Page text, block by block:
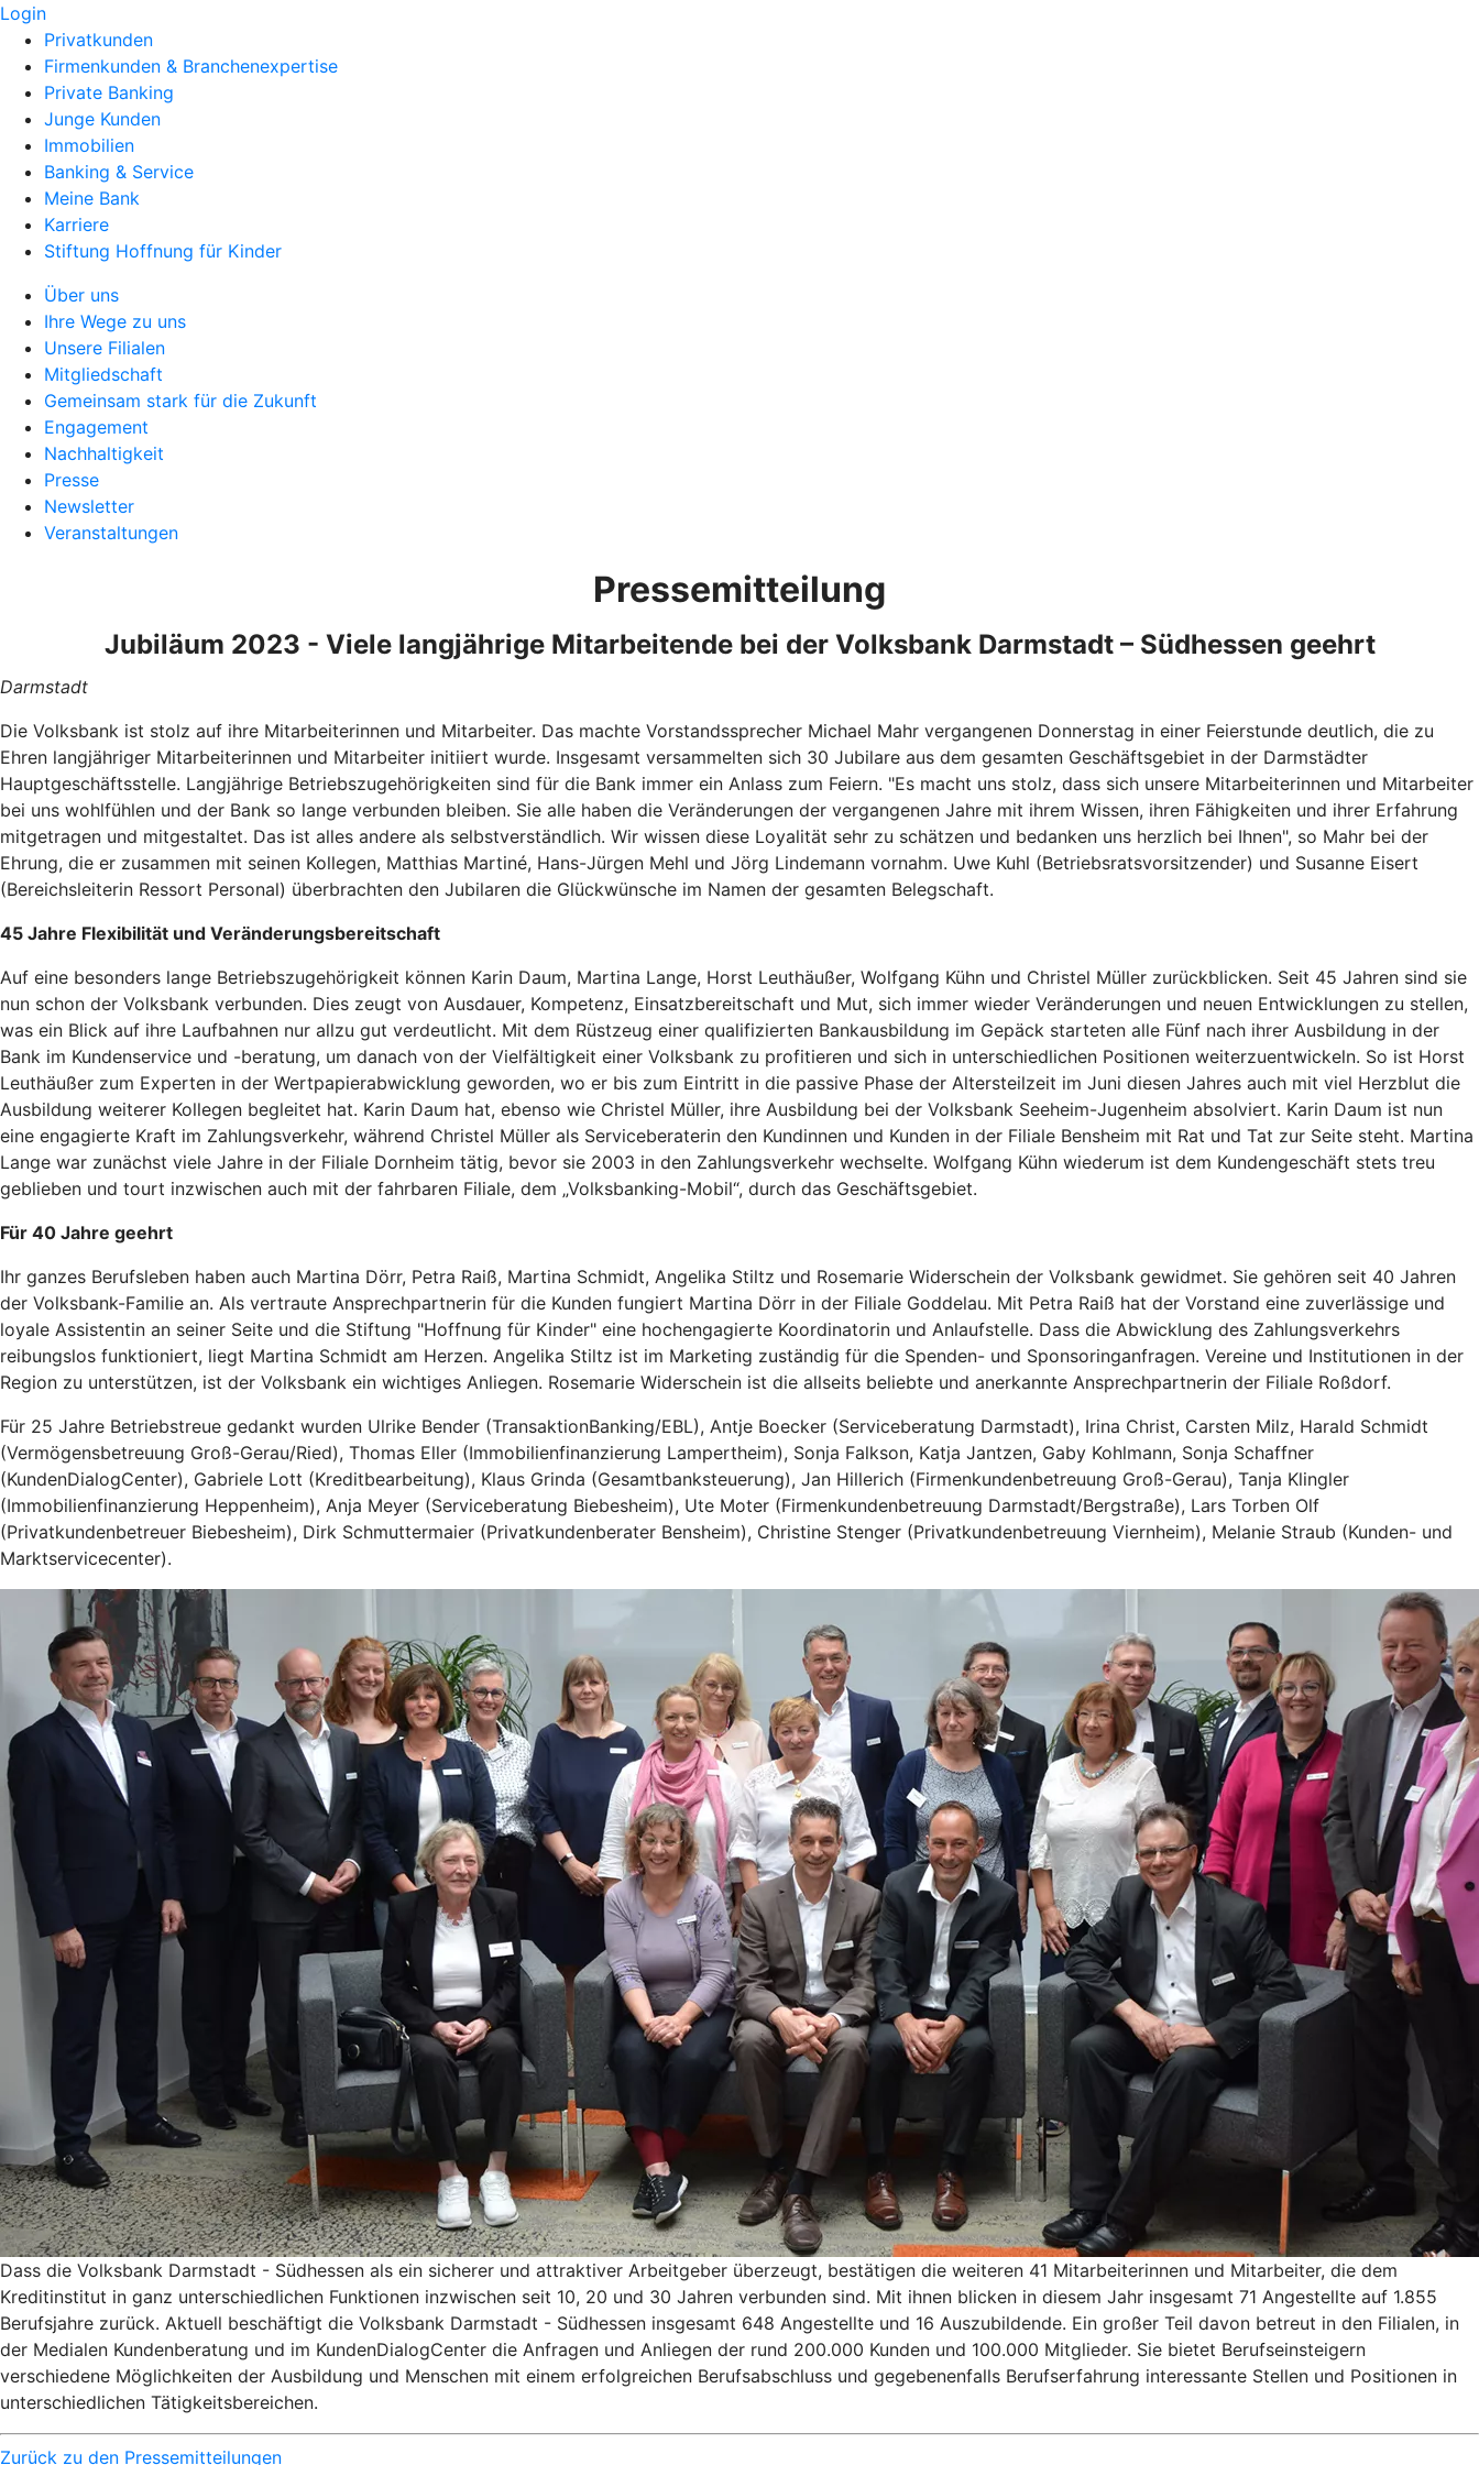
Login
Privatkunden
Firmenkunden & Branchenexpertise
Private Banking
Junge Kunden
Immobilien
Banking & Service
Meine Bank
Karriere
Stiftung Hoffnung für Kinder
Über uns
Ihre Wege zu uns
Unsere Filialen
Mitgliedschaft
Gemeinsam stark für die Zukunft
Engagement
Nachhaltigkeit
Presse
Newsletter
Veranstaltungen
Pressemitteilung
Jubiläum 2023 - Viele langjährige Mitarbeitende bei der Volksbank Darmstadt – Südhessen geehrt
Darmstadt
Die Volksbank ist stolz auf ihre Mitarbeiterinnen und Mitarbeiter. Das machte Vorstandssprecher Michael Mahr vergangenen Donnerstag in einer Feierstunde deutlich, die zu
Ehren langjähriger Mitarbeiterinnen und Mitarbeiter initiiert wurde. Insgesamt versammelten sich 30 Jubilare aus dem gesamten Geschäftsgebiet in der Darmstädter
Hauptgeschäftsstelle. Langjährige Betriebszugehörigkeiten sind für die Bank immer ein Anlass zum Feiern. "Es macht uns stolz, dass sich unsere Mitarbeiterinnen und Mitarbeiter
bei uns wohlfühlen und der Bank so lange verbunden bleiben. Sie alle haben die Veränderungen der vergangenen Jahre mit ihrem Wissen, ihren Fähigkeiten und ihrer Erfahrung
mitgetragen und mitgestaltet. Das ist alles andere als selbstverständlich. Wir wissen diese Loyalität sehr zu schätzen und bedanken uns herzlich bei Ihnen", so Mahr bei der
Ehrung, die er zusammen mit seinen Kollegen, Matthias Martiné, Hans-Jürgen Mehl und Jörg Lindemann vornahm. Uwe Kuhl (Betriebsratsvorsitzender) und Susanne Eisert
(Bereichsleiterin Ressort Personal) überbrachten den Jubilaren die Glückwünsche im Namen der gesamten Belegschaft.
45 Jahre Flexibilität und Veränderungsbereitschaft
Auf eine besonders lange Betriebszugehörigkeit können Karin Daum, Martina Lange, Horst Leuthäußer, Wolfgang Kühn und Christel Müller zurückblicken. Seit 45 Jahren sind sie
nun schon der Volksbank verbunden. Dies zeugt von Ausdauer, Kompetenz, Einsatzbereitschaft und Mut, sich immer wieder Veränderungen und neuen Entwicklungen zu stellen,
was ein Blick auf ihre Laufbahnen nur allzu gut verdeutlicht. Mit dem Rüstzeug einer qualifizierten Bankausbildung im Gepäck starteten alle Fünf nach ihrer Ausbildung in der
Bank im Kundenservice und -beratung, um danach von der Vielfältigkeit einer Volksbank zu profitieren und sich in unterschiedlichen Positionen weiterzuentwickeln. So ist Horst
Leuthäußer zum Experten in der Wertpapierabwicklung geworden, wo er bis zum Eintritt in die passive Phase der Altersteilzeit im Juni diesen Jahres auch mit viel Herzblut die
Ausbildung weiterer Kollegen begleitet hat. Karin Daum hat, ebenso wie Christel Müller, ihre Ausbildung bei der Volksbank Seeheim-Jugenheim absolviert. Karin Daum ist nun
eine engagierte Kraft im Zahlungsverkehr, während Christel Müller als Serviceberaterin den Kundinnen und Kunden in der Filiale Bensheim mit Rat und Tat zur Seite steht. Martina
Lange war zunächst viele Jahre in der Filiale Dornheim tätig, bevor sie 2003 in den Zahlungsverkehr wechselte. Wolfgang Kühn wiederum ist dem Kundengeschäft stets treu
geblieben und tourt inzwischen auch mit der fahrbaren Filiale, dem „Volksbanking-Mobil“, durch das Geschäftsgebiet.
Für 40 Jahre geehrt
Ihr ganzes Berufsleben haben auch Martina Dörr, Petra Raiß, Martina Schmidt, Angelika Stiltz und Rosemarie Widerschein der Volksbank gewidmet. Sie gehören seit 40 Jahren
der Volksbank-Familie an. Als vertraute Ansprechpartnerin für die Kunden fungiert Martina Dörr in der Filiale Goddelau. Mit Petra Raiß hat der Vorstand eine zuverlässige und
loyale Assistentin an seiner Seite und die Stiftung "Hoffnung für Kinder" eine hochengagierte Koordinatorin und Anlaufstelle. Dass die Abwicklung des Zahlungsverkehrs
reibungslos funktioniert, liegt Martina Schmidt am Herzen. Angelika Stiltz ist im Marketing zuständig für die Spenden- und Sponsoringanfragen. Vereine und Institutionen in der
Region zu unterstützen, ist der Volksbank ein wichtiges Anliegen. Rosemarie Widerschein ist die allseits beliebte und anerkannte Ansprechpartnerin der Filiale Roßdorf.
Für 25 Jahre Betriebstreue gedankt wurden Ulrike Bender (TransaktionBanking/EBL), Antje Boecker (Serviceberatung Darmstadt), Irina Christ, Carsten Milz, Harald Schmidt
(Vermögensbetreuung Groß-Gerau/Ried), Thomas Eller (Immobilienfinanzierung Lampertheim), Sonja Falkson, Katja Jantzen, Gaby Kohlmann, Sonja Schaffner
(KundenDialogCenter), Gabriele Lott (Kreditbearbeitung), Klaus Grinda (Gesamtbanksteuerung), Jan Hillerich (Firmenkundenbetreuung Groß-Gerau), Tanja Klingler
(Immobilienfinanzierung Heppenheim), Anja Meyer (Serviceberatung Biebesheim), Ute Moter (Firmenkundenbetreuung Darmstadt/Bergstraße), Lars Torben Olf
(Privatkundenbetreuer Biebesheim), Dirk Schmuttermaier (Privatkundenberater Bensheim), Christine Stenger (Privatkundenbetreuung Viernheim), Melanie Straub (Kunden- und
Marktservicecenter).
Dass die Volksbank Darmstadt - Südhessen als ein sicherer und attraktiver Arbeitgeber überzeugt, bestätigen die weiteren 41 Mitarbeiterinnen und Mitarbeiter, die dem
Kreditinstitut in ganz unterschiedlichen Funktionen inzwischen seit 10, 20 und 30 Jahren verbunden sind. Mit ihnen blicken in diesem Jahr insgesamt 71 Angestellte auf 1.855
Berufsjahre zurück. Aktuell beschäftigt die Volksbank Darmstadt - Südhessen insgesamt 648 Angestellte und 16 Auszubildende. Ein großer Teil davon betreut in den Filialen, in
der Medialen Kundenberatung und im KundenDialogCenter die Anfragen und Anliegen der rund 200.000 Kunden und 100.000 Mitglieder. Sie bietet Berufseinsteigern
verschiedene Möglichkeiten der Ausbildung und Menschen mit einem erfolgreichen Berufsabschluss und gegebenenfalls Berufserfahrung interessante Stellen und Positionen in
unterschiedlichen Tätigkeitsbereichen.
Zurück zu den Pressemitteilungen